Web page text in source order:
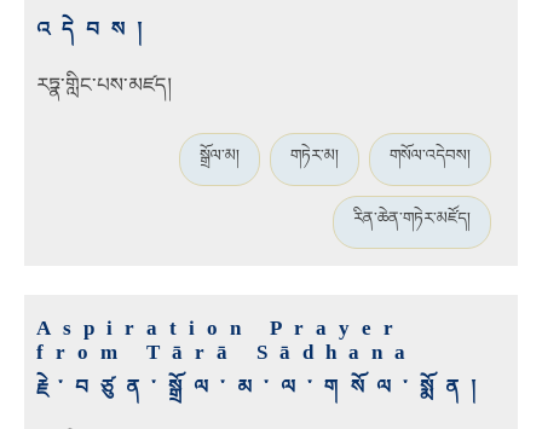
འདེབས།
རཏྣ་གླིང་པས་མཛད།
སྒྲོལ་མ། གཏེར་མ། གསོལ་འདེབས།
རིན་ཆེན་གཏེར་མཛོད།
Aspiration Prayer
from Tārā Sādhana
རྗེ་བཙུན་སྒྲོལ་མ་ལ་གསོལ་སྨོན།